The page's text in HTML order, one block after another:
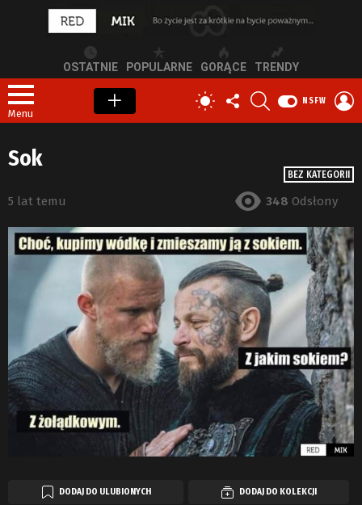
OSTATNIE POPULARNE GORĄCE TRENDY
Menu
PRZEŁĄCZ
SKÓRKĘ
OBSERWUJ
NAS
NSFW
BEZ KATEGORII
Sok
5 lat temu 348 Odsłony
DODAJ DO ULUBIONYCH DODAJ DO KOLEKCJI